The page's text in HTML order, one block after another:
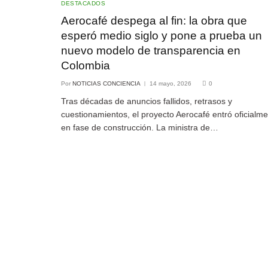
DESTACADOS
Aerocafé despega al fin: la obra que
esperó medio siglo y pone a prueba un
nuevo modelo de transparencia en
Colombia
Por NOTICIAS CONCIENCIA 14 mayo, 2026 0
Tras décadas de anuncios fallidos, retrasos y
cuestionamientos, el proyecto Aerocafé entró
en fase de construcción. La ministra de…